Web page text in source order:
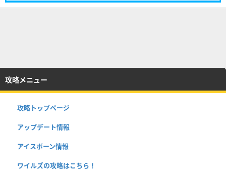
攻略メニュー
攻略トップページ
アップデート情報
アイスボーン情報
ワイルズの攻略はこちら！